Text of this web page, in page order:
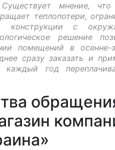
Существует мнение, что
теплопотери,
конструкции с
решение
помещений в осенне-
сразу заказать и
год